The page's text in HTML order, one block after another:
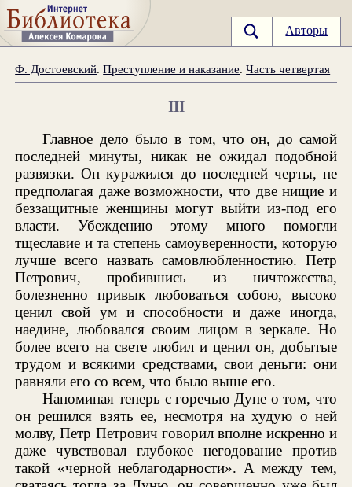
Авторы
Ф. Достоевский.Преступление и наказание.Часть четвертая
III
Главное дело было в том, что он, до самой
последней минуты, никак не ожидал подобной
развязки. Он куражился до последней черты, не
предполагая даже возможности, что две нищие и
беззащитные женщины могут выйти из-под его
власти. Убеждению этому много помогли
тщеславие и та степень самоуверенности, которую
лучше всего назвать самовлюбленностию. Петр
Петрович, пробившись из ничтожества,
болезненно привык любоваться собою, высоко
ценил свой ум и способности и даже иногда,
наедине, любовался своим лицом в зеркале. Но
более всего на свете любил и ценил он, добытые
трудом и всякими средствами, свои деньги: они
равняли его со всем, что было выше его.
Напоминая теперь с горечью Дуне о том, что
он решился взять ее, несмотря на худую о ней
молву, Петр Петрович говорил вполне искренно и
даже чувствовал глубокое негодование против
такой «черной неблагодарности». А между тем,